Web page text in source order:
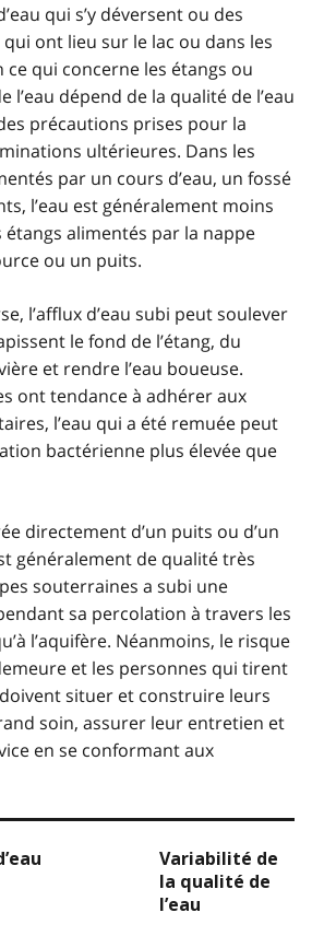
qui s’y déversent ou des
ont lieu sur le lac ou dans les
ce qui concerne les étangs ou
l’eau dépend de la qualité de l’eau
précautions prises pour la
ultérieures. Dans les
par un cours d’eau, un fossé
l’eau est généralement moins
étangs alimentés par la nappe
ou un puits.
l’afflux d’eau subi peut soulever
le fond de l’étang, du
et rendre l’eau boueuse.
ont tendance à adhérer aux
l’eau qui a été remuée peut
bactérienne plus élevée que
directement d’un puits ou d’un
généralement de qualité très
souterraines a subi une
sa percolation à travers les
l’aquifère. Néanmoins, le risque
et les personnes qui tirent
situer et construire leurs
soin, assurer leur entretien et
en se conformant aux
Variabilité de
la qualité de
l’eau